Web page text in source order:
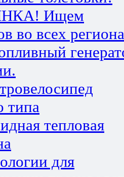
Ищем
во всех
типа
тепловая
для